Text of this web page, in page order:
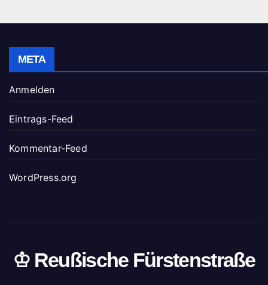
META
Anmelden
Eintrags-Feed
Kommentar-Feed
WordPress.org
♔ Reußische Fürstenstraße